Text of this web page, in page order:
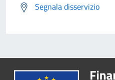
Segnala disservizio